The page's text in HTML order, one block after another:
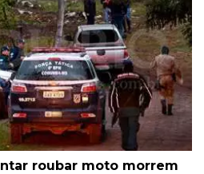
roubar moto morrem